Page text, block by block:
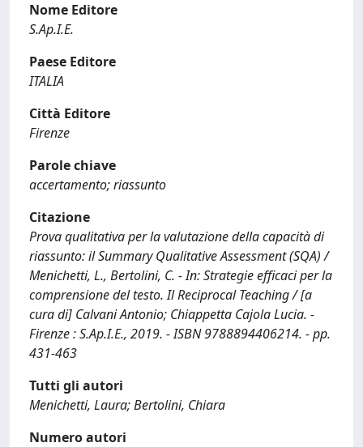
Nome Editore
S.Ap.I.E.
Paese Editore
ITALIA
Città Editore
Firenze
Parole chiave
accertamento; riassunto
Citazione
Prova qualitativa per la valutazione della capacità di
riassunto: il Summary Qualitative Assessment (SQA) /
Menichetti, L., Bertolini, C. - In: Strategie efficaci per la
comprensione del testo. Il Reciprocal Teaching / [a
cura di] Calvani Antonio; Chiappetta Cajola Lucia. -
Firenze : S.Ap.I.E., 2019. - ISBN 9788894406214. - pp.
431-463
Tutti gli autori
Menichetti, Laura; Bertolini, Chiara
Numero autori